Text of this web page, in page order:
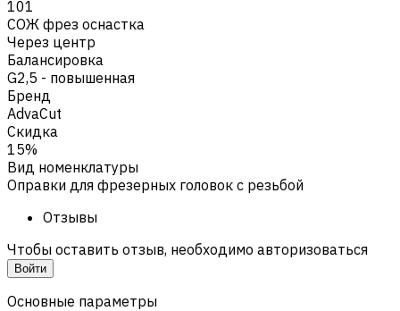
101
СОЖ фрез оснастка
Через центр
Балансировка
G2,5 - повышенная
Бренд
AdvaCut
Скидка
15%
Вид номенклатуры
Оправки для фрезерных головок с резьбой
Отзывы
Чтобы оставить отзыв, необходимо авторизоваться
Войти
Основные параметры